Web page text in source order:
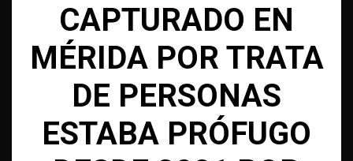
CAPTURADO EN
MÉRIDA POR TRATA
DE PERSONAS
ESTABA PRÓFUGO